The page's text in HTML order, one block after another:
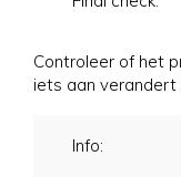
Controleer of het
iets aan verandert
Info: